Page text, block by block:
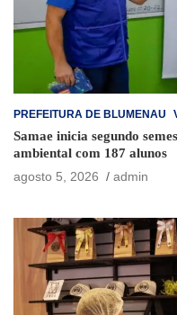
PREFEITURA DE BLUMENAU
Samae inicia segundo
ambiental com 187 alunos
agosto 5, 2026
admin